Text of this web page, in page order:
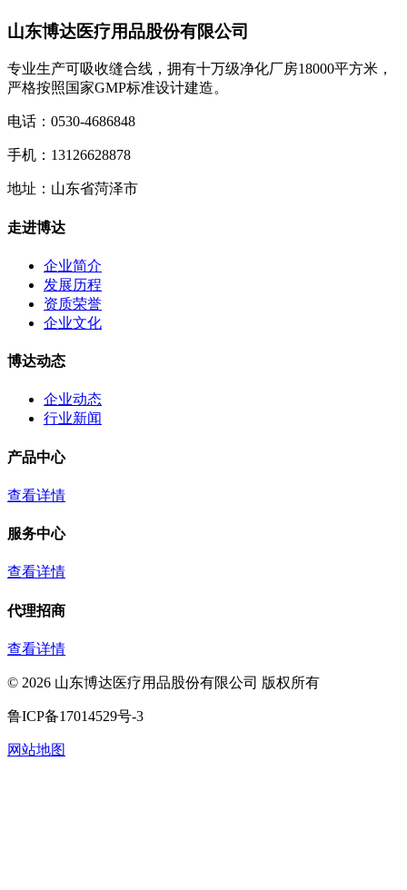
山东博达医疗用品股份有限公司
专业生产可吸收缝合线，拥有十万级净化厂房18000平方米，
严格按照国家GMP标准设计建造。
电话：0530-4686848
手机：13126628878
地址：山东省菏泽市
走进博达
企业简介
发展历程
资质荣誉
企业文化
博达动态
企业动态
行业新闻
产品中心
查看详情
服务中心
查看详情
代理招商
查看详情
© 2026 山东博达医疗用品股份有限公司 版权所有
鲁ICP备17014529号-3
网站地图